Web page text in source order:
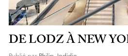
DE LODZ À NEW